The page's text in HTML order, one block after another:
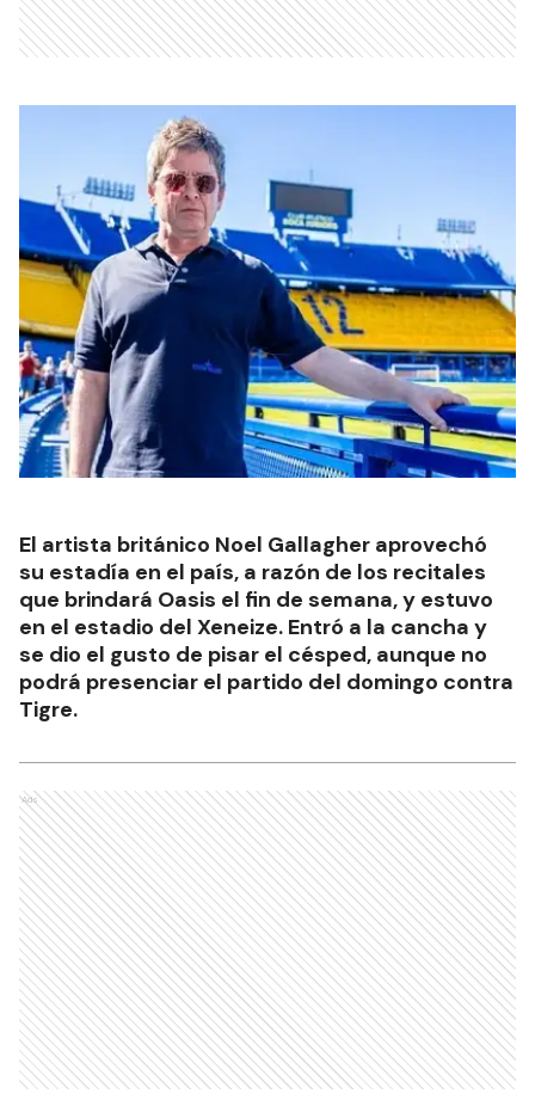
El artista británico Noel Gallagher aprovechó
su estadía en el país, a razón de los recitales
que brindará Oasis el fin de semana, y estuvo
en el estadio del Xeneize. Entró a la cancha y
se dio el gusto de pisar el césped, aunque no
podrá presenciar el partido del domingo contra
Tigre.
Ads